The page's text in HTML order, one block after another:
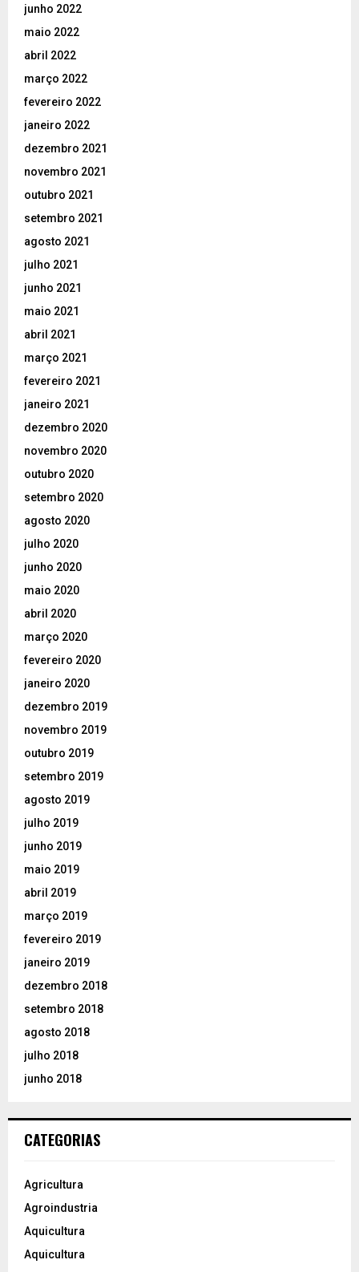
junho 2022
maio 2022
abril 2022
março 2022
fevereiro 2022
janeiro 2022
dezembro 2021
novembro 2021
outubro 2021
setembro 2021
agosto 2021
julho 2021
junho 2021
maio 2021
abril 2021
março 2021
fevereiro 2021
janeiro 2021
dezembro 2020
novembro 2020
outubro 2020
setembro 2020
agosto 2020
julho 2020
junho 2020
maio 2020
abril 2020
março 2020
fevereiro 2020
janeiro 2020
dezembro 2019
novembro 2019
outubro 2019
setembro 2019
agosto 2019
julho 2019
junho 2019
maio 2019
abril 2019
março 2019
fevereiro 2019
janeiro 2019
dezembro 2018
setembro 2018
agosto 2018
julho 2018
junho 2018
CATEGORIAS
Agricultura
Agroindustria
Aquicultura
Aquicultura